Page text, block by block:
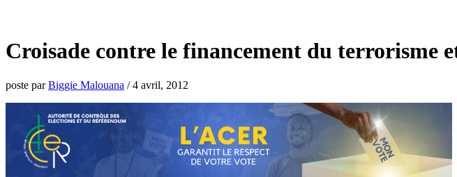
Croisade contre le financement du terrorisme
poste parBiggie Malouana /4 avril, 2012